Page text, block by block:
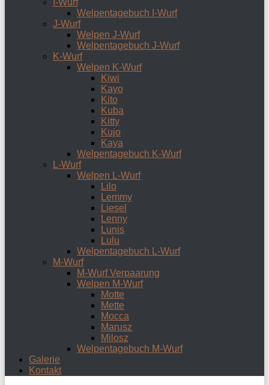
I-Wurf
Welpentagebuch I-Wurf
J-Wurf
Welpen J-Wurf
Welpentagebuch J-Wurf
K-Wurf
Welpen K-Wurf
Kiwi
Kayo
Kito
Kuba
Kitty
Kujo
Kaya
Welpentagebuch K-Wurf
L-Wurf
Welpen L-Wurf
Lilo
Lemmy
Liesel
Lenny
Lunis
Lulu
Welpentagebuch L-Wurf
M-Wurf
M-Wurf Verpaarung
Welpen M-Wurf
Motte
Mette
Mocca
Marusz
Milosz
Welpentagebuch M-Wurf
Galerie
Kontakt